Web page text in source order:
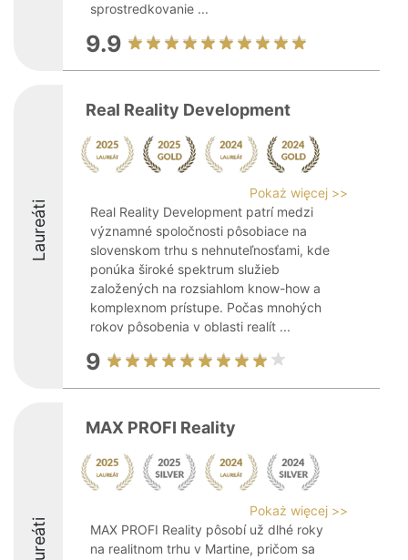
sprostredkovanie ...
9.9
Laureáti
Real Reality Development
Pokaż więcej >>
Real Reality Development patrí medzi
významné spoločnosti pôsobiace na
slovenskom trhu s nehnuteľnosťami, kde
ponúka široké spektrum služieb
založených na rozsiahlom know-how a
komplexnom prístupe. Počas mnohých
rokov pôsobenia v oblasti realít ...
9
MAX PROFI Reality
Pokaż więcej >>
MAX PROFI Reality pôsobí už dlhé roky
na realitnom trhu v Martine, pričom sa